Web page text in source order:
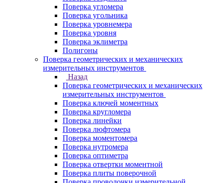
Поверка угломера
Поверка угольника
Поверка уровнемера
Поверка уровня
Поверка эклиметра
Полигоны
Поверка геометрических и механических
измерительных инструментов
Назад
Поверка геометрических и механических
измерительных инструментов
Поверка ключей моментных
Поверка кругломера
Поверка линейки
Поверка люфтомера
Поверка моментомера
Поверка нутромера
Поверка оптиметра
Поверка отвертки моментной
Поверка плиты поверочной